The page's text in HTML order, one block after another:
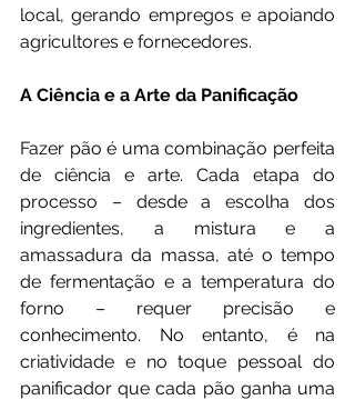
local, gerando empregos e apoiando
agricultores e fornecedores.
A Ciência e a Arte da Panificação
Fazer pão é uma combinação perfeita
de ciência e arte. Cada etapa do
processo – desde a escolha dos
ingredientes, a mistura e a
amassadura da massa, até o tempo
de fermentação e a temperatura do
forno – requer precisão e
conhecimento. No entanto, é na
criatividade e no toque pessoal do
panificador que cada pão ganha uma